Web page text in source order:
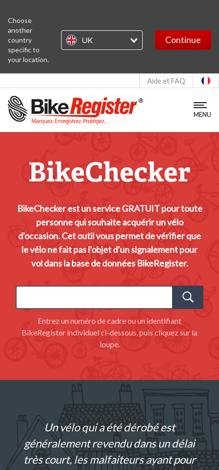
Choose
another
country
specific to
your location.
UK Continue
Aide et FAQ
MENU
BikeChecker
BikeChecker est un service GRATUIT pour toute
personne qui souhaite acquérir un vélo
d'occasion. Cet outil vous permet de vérifier que
le vélo ne fait pas l'objet d'un signalement pour
vol dans la base de données BikeRegister.
Entrez un numéro de cadre ou un identifiant
BikeRegister individuel ci-dessous, puis cliquez sur la
loupe.
Un vélo qui a été dérobé est
généralement revendu dans un délai
très court, les malfaiteurs ayant pour
MapChecker
S'identifier
Enregistrement Kit
PLUS D'INFORMATIONS
Notre équipe
Nous contacter
Retours
Service client et délais
France